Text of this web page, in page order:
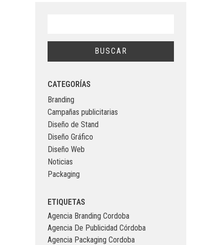
CATEGORÍAS
Branding
Campañas publicitarias
Diseño de Stand
Diseño Gráfico
Diseño Web
Noticias
Packaging
ETIQUETAS
Agencia Branding Cordoba
Agencia De Publicidad Córdoba
Agencia Packaging Cordoba